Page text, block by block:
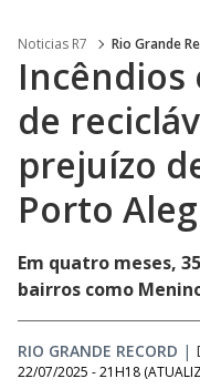
Noticias R7 Rio Grande
Incêndios
de
prejuízo
Porto
Em quatro meses,
bairros como
RIO GRANDE RECORD |
22/07/2025 - 21H18